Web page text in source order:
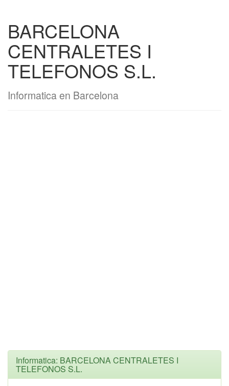
BARCELONA
CENTRALETES I
TELEFONOS S.L.
Informatica en Barcelona
Informatica: BARCELONA CENTRALETES I
TELEFONOS S.L.